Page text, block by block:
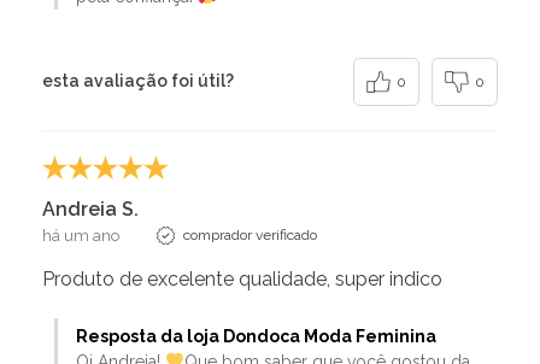
esta avaliação foi útil? 0 0
Andreia S.
há um ano comprador verificado
Produto de excelente qualidade, super indico
Resposta da loja Dondoca Moda Feminina